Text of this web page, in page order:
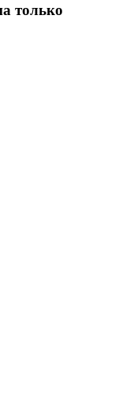
только